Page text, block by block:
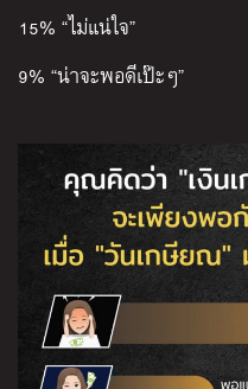
15% “ไม่แน่ใจ”
9% “น่าจะพอดีเป๊ะๆ”